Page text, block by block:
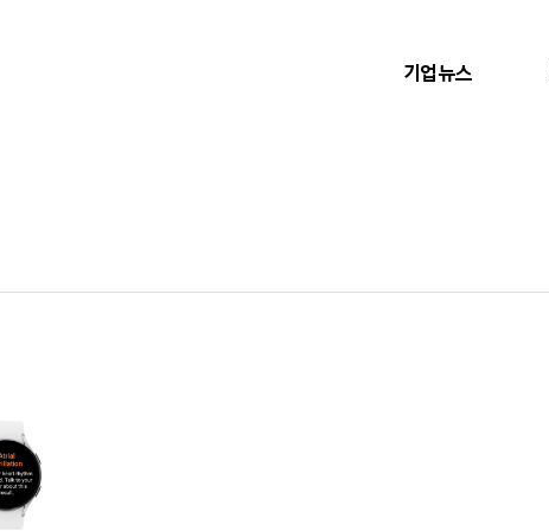
기업뉴스